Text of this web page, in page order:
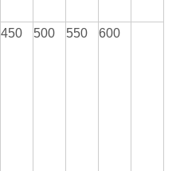
450 500 550 600